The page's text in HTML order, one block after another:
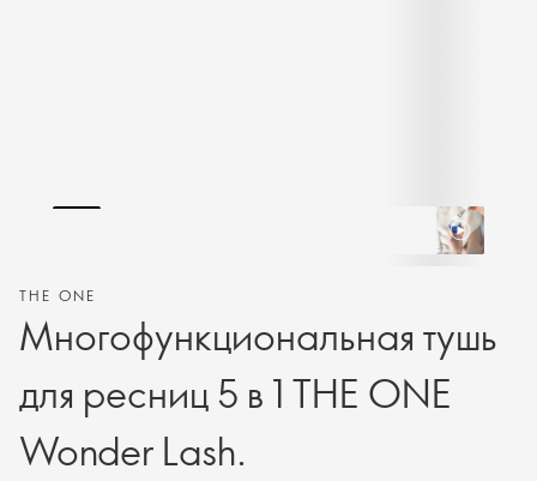
THE ONE
Многофункциональная тушь
для ресниц 5 в 1 THE ONE
Wonder Lash.